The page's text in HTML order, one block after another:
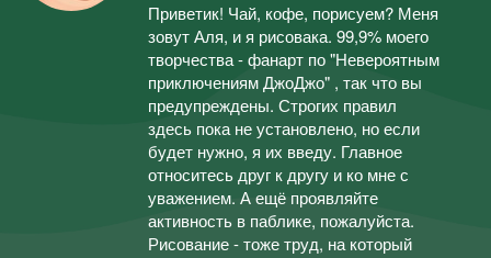
Приветик! Чай, кофе, порисуем? Меня
зовут Аля, и я рисовака. 99,9% моего
творчества - фанарт по "Невероятным
приключениям ДжоДжо" , так что вы
предупреждены. Строгих правил
здесь пока не установлено, но если
будет нужно, я их введу. Главное
относитесь друг к другу и ко мне с
уважением. А ещё проявляйте
активность в паблике, пожалуйста.
Рисование - тоже труд, на который